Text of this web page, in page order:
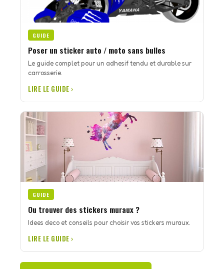
GUIDE
Poser un sticker auto / moto sans bulles
Le guide complet pour un adhesif tendu et durable sur
carrosserie.
LIRE LE GUIDE ›
GUIDE
Ou trouver des stickers muraux ?
Idees deco et conseils pour choisir vos stickers muraux.
LIRE LE GUIDE ›